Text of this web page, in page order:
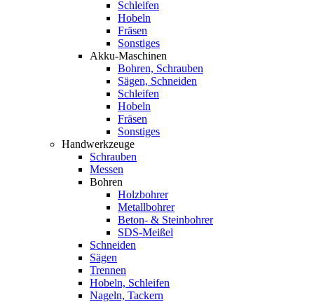
Schleifen
Hobeln
Fräsen
Sonstiges
Akku-Maschinen
Bohren, Schrauben
Sägen, Schneiden
Schleifen
Hobeln
Fräsen
Sonstiges
Handwerkzeuge
Schrauben
Messen
Bohren
Holzbohrer
Metallbohrer
Beton- & Steinbohrer
SDS-Meißel
Schneiden
Sägen
Trennen
Hobeln, Schleifen
Nageln, Tackern